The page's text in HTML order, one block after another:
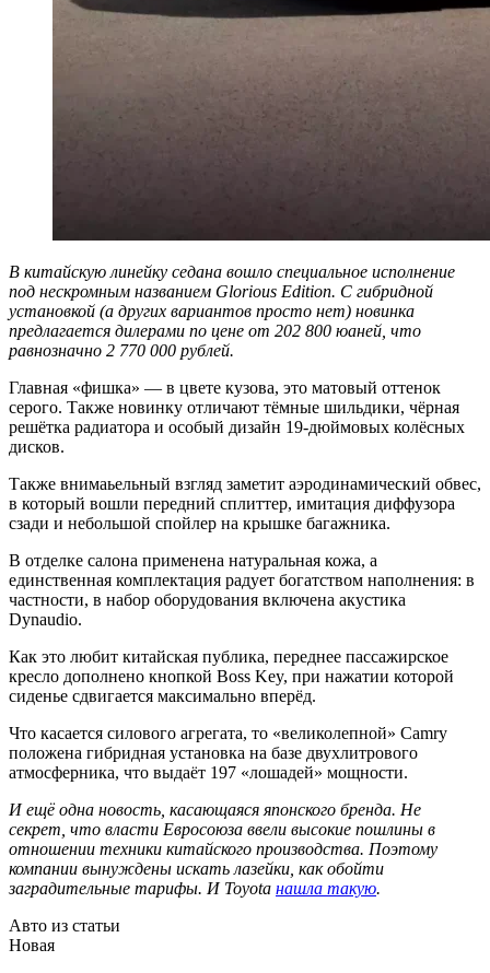
В китайскую линейку седана вошло специальное исполнение
под нескромным названием Glorious Edition. С гибридной
установкой (а других вариантов просто нет) новинка
предлагается дилерами по цене от 202 800 юаней, что
равнозначно 2 770 000 рублей.
Главная «фишка» — в цвете кузова, это матовый оттенок
серого. Также новинку отличают тёмные шильдики, чёрная
решётка радиатора и особый дизайн 19-дюймовых колёсных
дисков.
Также внимаьельный взгляд заметит аэродинамический обвес,
в который вошли передний сплиттер, имитация диффузора
сзади и небольшой спойлер на крышке багажника.
В отделке салона применена натуральная кожа, а
единственная комплектация радует богатством наполнения: в
частности, в набор оборудования включена акустика
Dynaudio.
Как это любит китайская публика, переднее пассажирское
кресло дополнено кнопкой Boss Key, при нажатии которой
сиденье сдвигается максимально вперёд.
Что касается силового агрегата, то «великолепной» Camry
положена гибридная установка на базе двухлитрового
атмосферника, что выдаёт 197 «лошадей» мощности.
И ещё одна новость, касающаяся японского бренда. Не
секрет, что власти Евросоюза ввели высокие пошлины в
отношении техники китайского производства. Поэтому
компании вынуждены искать лазейки, как обойти
заградительные тарифы. И Toyota нашла такую.
Авто из статьи
Новая